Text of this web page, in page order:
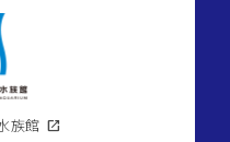
族館 open_in_new